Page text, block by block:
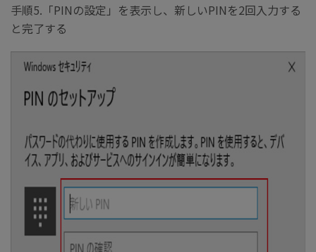
手順5.「PINの設定」を表示し、新しいPINを2回入力する
と完了する